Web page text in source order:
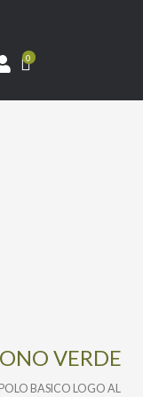
0
VERDE
BASICO LOGO AL